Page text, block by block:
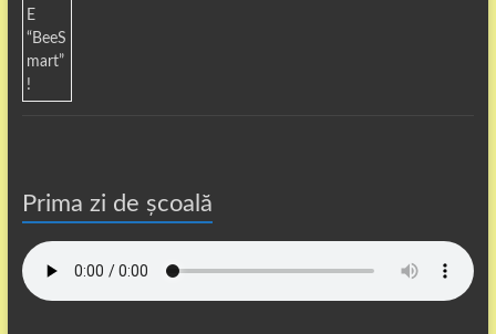
Prima zi de școală